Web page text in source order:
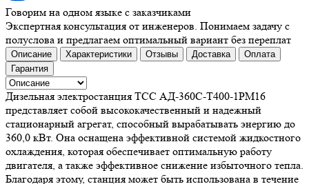
Говорим на одном языке с заказчиками
Экспертная консультация от инженеров. Понимаем задачу с
полуслова и предлагаем оптимальный вариант без переплат
Описание Характеристики Отзывы Доставка
Оплата
Гарантия
Дизельная электростанция ТСС АД-360С-Т400-1РМ16
представляет собой высококачественный и надежный
стационарный агрегат, способный вырабатывать энергию до
360,0 кВт. Она оснащена эффективной системой жидкостного
охлаждения, которая обеспечивает оптимальную работу
двигателя, а также эффективное снижение избыточного тепла.
Благодаря этому, станция может быть использована в течение